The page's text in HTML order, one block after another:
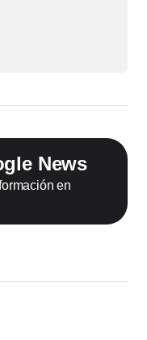
News
en